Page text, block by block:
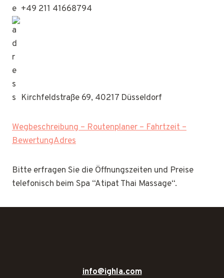
+49 211 41668794
Kirchfeldstraße 69, 40217 Düsseldorf
Wegbeschreibung – Routenplaner – Fahrtzeit –
BewertungAdres
Bitte erfragen Sie die Öffnungszeiten und Preise
telefonisch beim Spa “Atipat Thai Massage“.
info@ighla.com